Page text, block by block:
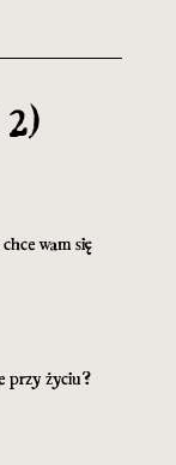
2)
wam się
przy życiu?